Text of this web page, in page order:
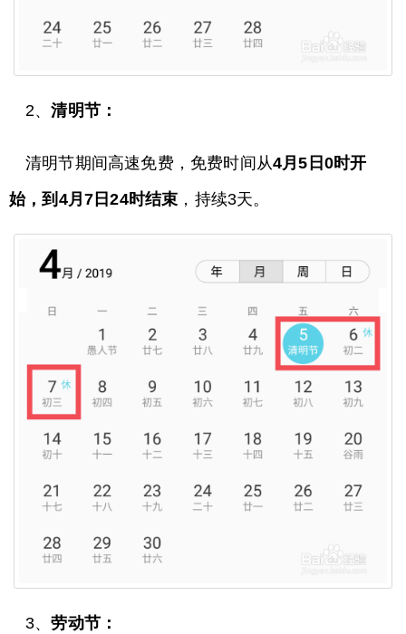
2、清明节：
清明节期间高速免费，免费时间从4月5日0时开
始，到4月7日24时结束 ，持续3天。
3、劳动节：